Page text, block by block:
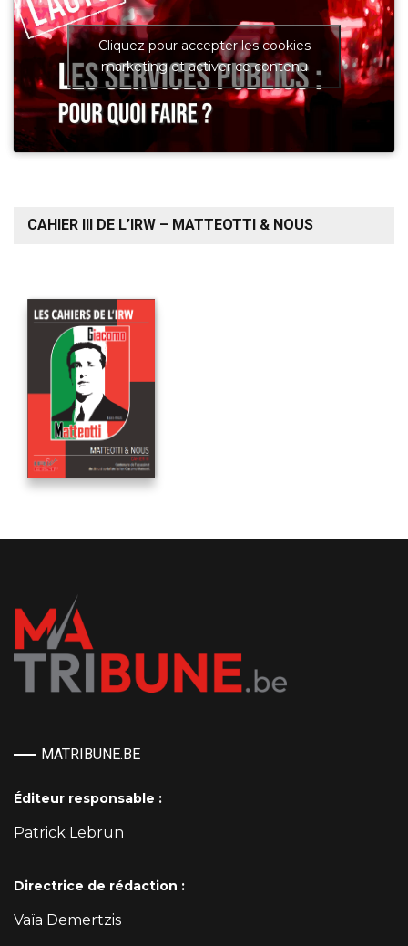
Cliquez pour accepter les cookies
marketing et activer ce contenu
CAHIER III DE L’IRW – MATTEOTTI & NOUS
MATRIBUNE.BE
Éditeur responsable :
Patrick Lebrun
Directrice de rédaction :
Vaïa Demertzis